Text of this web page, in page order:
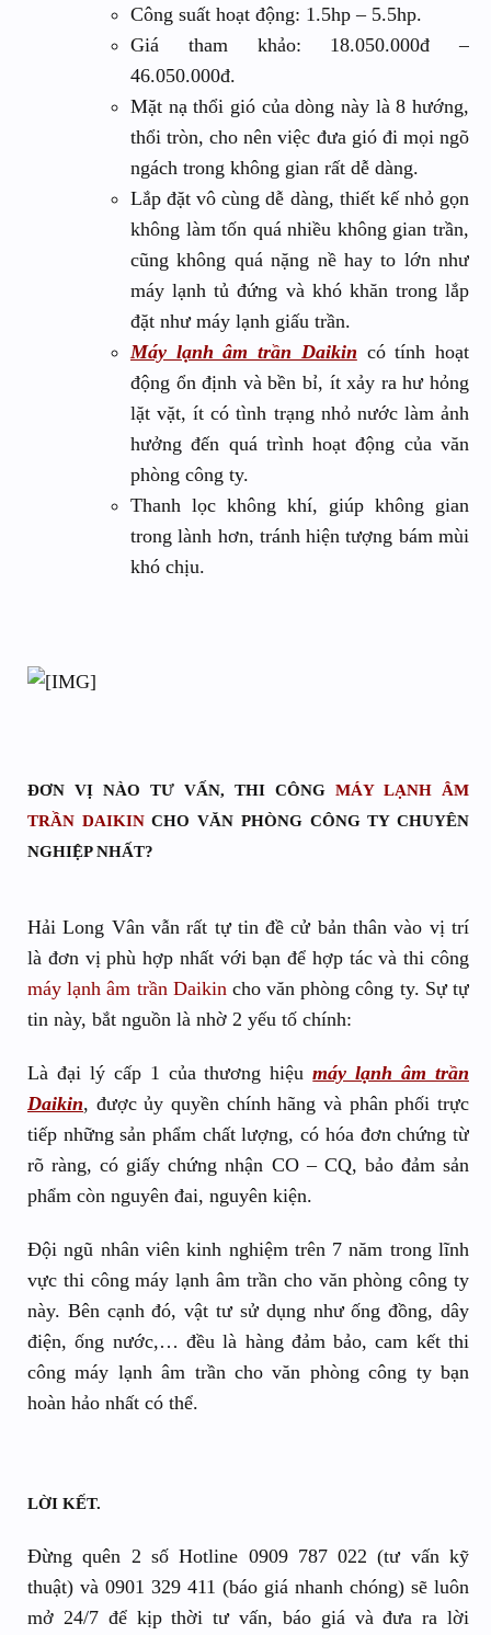
Công suất hoạt động: 1.5hp – 5.5hp.
Giá tham khảo: 18.050.000đ –
46.050.000đ.
Mặt nạ thổi gió của dòng này là 8 hướng,
thổi tròn, cho nên việc đưa gió đi mọi ngõ
ngách trong không gian rất dễ dàng.
Lắp đặt vô cùng dễ dàng, thiết kế nhỏ gọn
không làm tốn quá nhiều không gian trần,
cũng không quá nặng nề hay to lớn như
máy lạnh tủ đứng và khó khăn trong lắp
đặt như máy lạnh giấu trần.
Máy lạnh âm trần Daikin có tính hoạt
động ổn định và bền bỉ, ít xảy ra hư hỏng
lặt vặt, ít có tình trạng nhỏ nước làm ảnh
hưởng đến quá trình hoạt động của văn
phòng công ty.
Thanh lọc không khí, giúp không gian
trong lành hơn, tránh hiện tượng bám mùi
khó chịu.
ĐƠN VỊ NÀO TƯ VẤN, THI CÔNG MÁY LẠNH ÂM
TRẦN DAIKINCHO VĂN PHÒNG CÔNG TY CHUYÊN
NGHIỆP NHẤT?
Hải Long Vân vẫn rất tự tin đề cử bản thân vào vị trí
là đơn vị phù hợp nhất với bạn để hợp tác và thi công
máy lạnh âm trần Daikin cho văn phòng công ty. Sự tự
tin này, bắt nguồn là nhờ 2 yếu tố chính:
Là đại lý cấp 1 của thương hiệumáy lạnh âm trần
Daikin, được ủy quyền chính hãng và phân phối trực
tiếp những sản phẩm chất lượng, có hóa đơn chứng từ
rõ ràng, có giấy chứng nhận CO – CQ, bảo đảm sản
phẩm còn nguyên đai, nguyên kiện.
Đội ngũ nhân viên kinh nghiệm trên 7 năm trong lĩnh
vực thi công máy lạnh âm trần cho văn phòng công ty
này. Bên cạnh đó, vật tư sử dụng như ống đồng, dây
điện, ống nước,… đều là hàng đảm bảo, cam kết thi
công máy lạnh âm trần cho văn phòng công ty bạn
hoàn hảo nhất có thể.
LỜI KẾT.
Đừng quên 2 số Hotline 0909 787 022 (tư vấn kỹ
thuật) và 0901 329 411 (báo giá nhanh chóng) sẽ luôn
mở 24/7 để kịp thời tư vấn, báo giá và đưa ra lời